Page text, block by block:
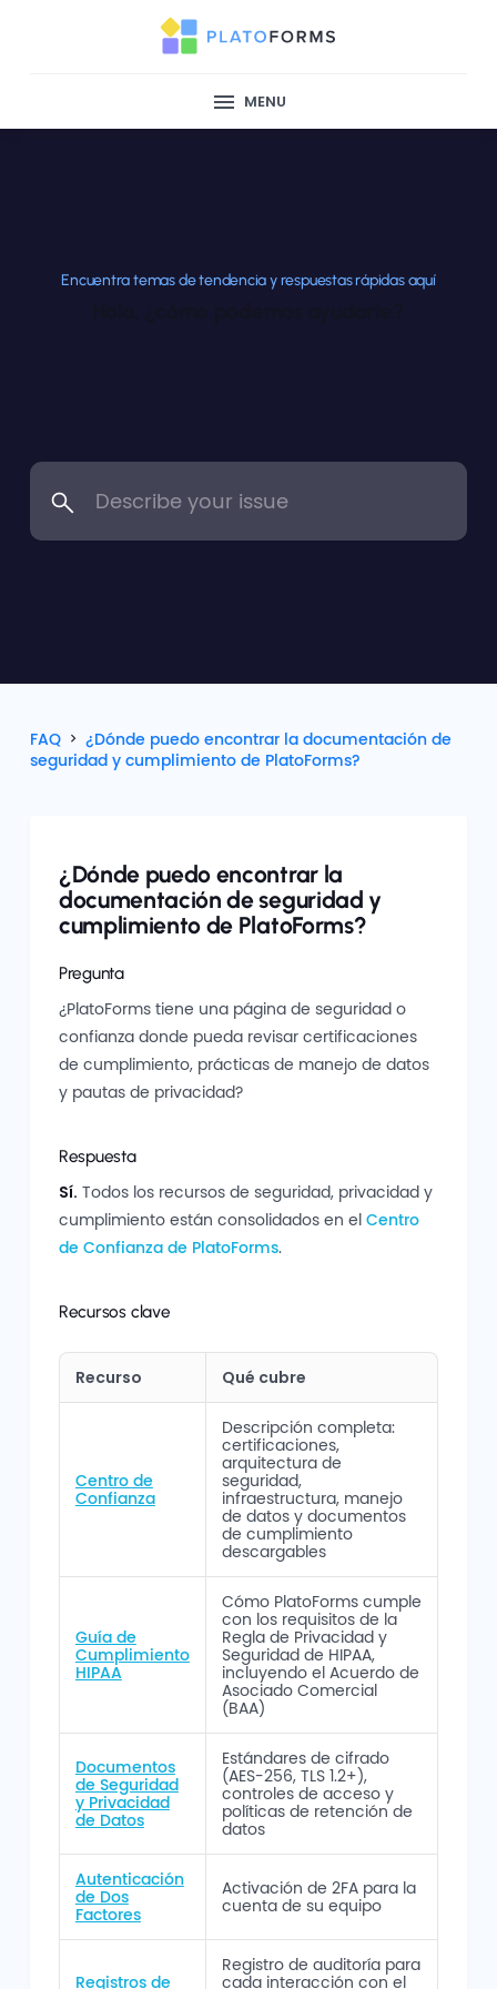
MENU
Encuentra temas de tendencia y respuestas rápidas aquí
FAQ
¿Dónde puedo encontrar la documentación de
seguridad y cumplimiento de PlatoForms?
¿Dónde puedo encontrar la
documentación de seguridad y
cumplimiento de PlatoForms?
Pregunta
¿PlatoForms tiene una página de seguridad o
confianza donde pueda revisar certificaciones
de cumplimiento, prácticas de manejo de datos
y pautas de privacidad?
Respuesta
Sí. Todos los recursos de seguridad, privacidad y
cumplimiento están consolidados en el Centro
de Confianza de PlatoForms.
Recursos clave
Recurso Qué cubre
Centro de
Confianza
Descripción completa:
certificaciones,
arquitectura de
seguridad,
infraestructura, manejo
de datos y documentos
de cumplimiento
descargables
Guía de
Cumplimiento
HIPAA
Cómo PlatoForms cumple
con los requisitos de la
Regla de Privacidad y
Seguridad de HIPAA,
incluyendo el Acuerdo de
Asociado Comercial
(BAA)
Documentos
de Seguridad
y Privacidad
de Datos
Estándares de cifrado
(AES-256, TLS 1.2+),
controles de acceso y
políticas de retención de
datos
Autenticación
de Dos
Factores
Activación de 2FA para la
cuenta de su equipo
Registros de
Registro de auditoría para
cada interacción con el